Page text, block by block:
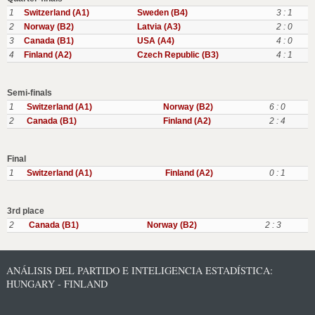
1
Switzerland (A1) Sweden (B4)
3 : 1
2
Norway (B2) Latvia (A3)
2 : 0
3
Canada (B1) USA (A4)
4 : 0
4
Finland (A2) Czech Republic (B3) 4 : 1
Semi-finals
1
Switzerland (A1) Norway (B2)
6 : 0
2
Canada (B1) Finland (A2) 2 : 4
Final
1
Switzerland (A1) Finland (A2) 0 : 1
3rd place
2
Canada (B1) Norway (B2) 2 : 3
ANÁLISIS DEL PARTIDO E INTELIGENCIA ESTADÍSTICA:
HUNGARY - FINLAND